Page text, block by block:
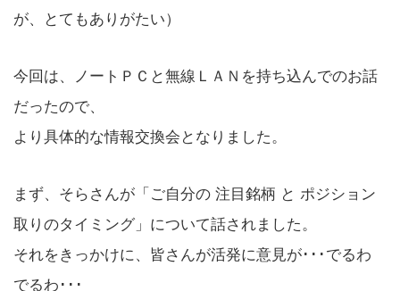
が、とてもありがたい）
今回は、ノートＰＣと無線ＬＡＮを持ち込んでのお話
だったので、
より具体的な情報交換会となりました。
まず、そらさんが「ご自分の 注目銘柄 と ポジション
取りのタイミング」について話されました。
それをきっかけに、皆さんが活発に意見が･･･でるわ
でるわ･･･